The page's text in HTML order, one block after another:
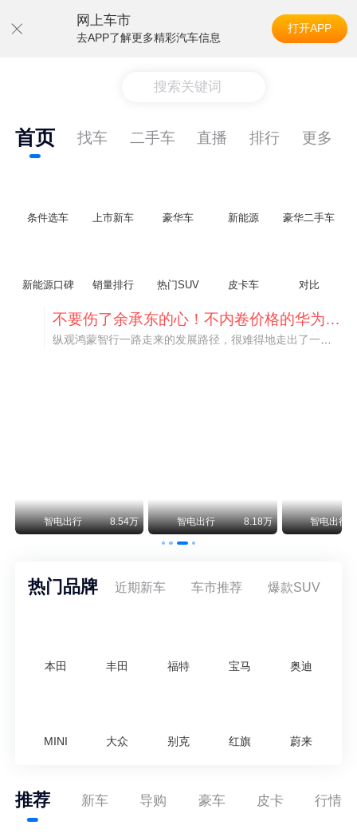
网上车市
去APP了解更多精彩汽车信息
打开APP
搜索关键词
首页 找车 二手车 直播 排行 更多
条件选车 上市新车 豪华车 新能源 豪华二手车
新能源口碑 销量排行 热门SUV 皮卡车 对比
不要伤了余承东的心！不内卷价格的华为，弥足珍贵！
智电出行 8.54万 智电出行 8.18万 智电出行
热门品牌 近期新车 车市推荐 爆款SUV
本田 丰田 福特 宝马 奥迪
MINI 大众 别克 红旗 蔚来
推荐 新车 导购 豪车 皮卡 行情